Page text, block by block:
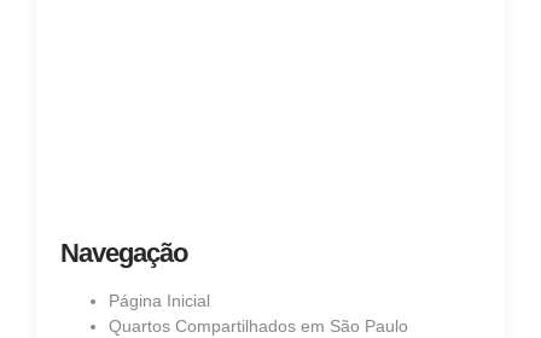
Navegação
Página Inicial
Quartos Compartilhados em São Paulo